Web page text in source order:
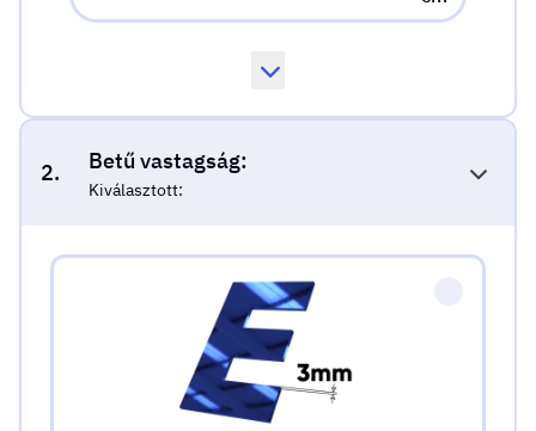
2. Betű vastagság:
Kiválasztott:
Betű vastagság: